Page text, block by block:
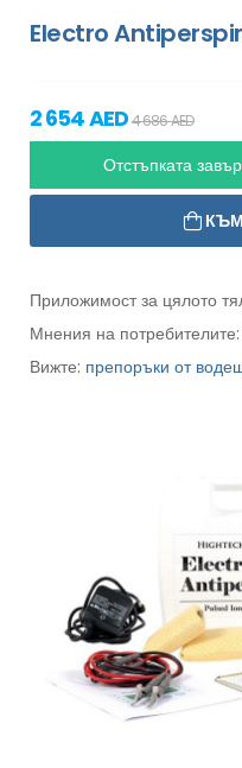
Electro
2 654 AED4 686 AED
Отстъпката
Приложимост за цялото
Мнения на потребителите:
Вижте: препоръки от